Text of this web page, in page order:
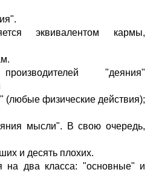
эквивалентом кармы,
"деяния"
(любые физические действия);
мысли". В свою очередь,
и десять плохих.
на два класса: "основные" и